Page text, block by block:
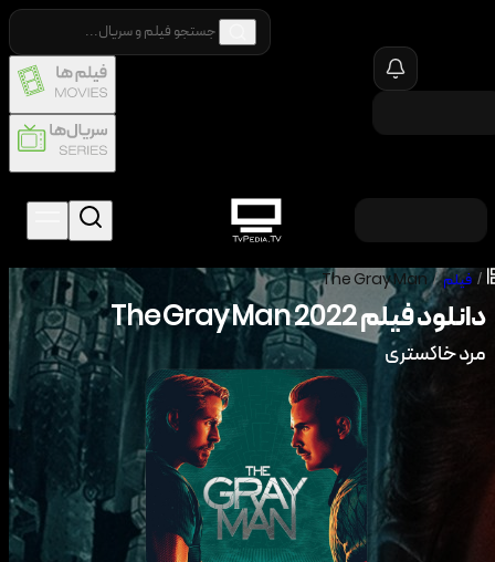
/ فیلم/
The Gray Man
دانلود فیلم2022
The Gray Man
مرد خاکستری